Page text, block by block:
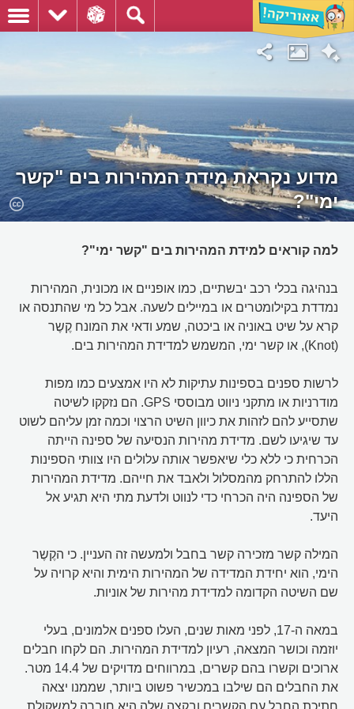
מדוע נקראת מידת המהירות בים "קשר
ימי"?
למה קוראים למידת המהירות בים "קשר ימי"?
בנהיגה בכלי רכב יבשתיים, כמו אופניים או מכונית, המהירות
נמדדת בקילומטרים או במיילים לשעה. אבל כל מי שהתנסה או
קרא על שיט באוניה או ביכטה, שמע ודאי את המונח קֶשֶר
(Knot), או קשר ימי, המשמש למדידת המהירות בים.
לרשות ספנים בספינות עתיקות לא היו אמצעים כמו מפות
מודרניות או מתקני ניווט מבוססי GPS. הם נזקקו לשיטה
שתסייע להם לזהות את כיוון השיט הרצוי וכמה זמן עליהם לשוט
עד שיגיעו לשם. מדידת מהירות הנסיעה של ספינה הייתה
הכרחית כי ללא כלי שיאפשר אותה עלולים היו צוותי הספינות
הללו להתרחק מהמסלול ולאבד את חייהם. מדידת המהירות
של הספינה היה הכרחי כדי לנווט ולדעת מתי היא תגיע אל
היעד.
המילה קשר מזכירה קשר בחבל ולמעשה זה העניין. כי הקֶשֶר
הימי, הוא יחידת המדידה של המהירות הימית והיא קרויה על
שם השיטה הקדומה למדידת מהירות של אוניות.
במאה ה-17, לפני מאות שנים, העלו ספנים אלמונים, בעלי
יוזמה וכושר המצאה, רעיון למדידת המהירות. הם לקחו חבלים
ארוכים וקשרו בהם קשרים, במרווחים מדויקים של 14.4 מטר.
את החבלים הם שילבו במכשיר פשוט ביותר, שממנו יצאה
חתיכת החבל עם הקשרים ובקצה שלה היא חוברה למשקולת